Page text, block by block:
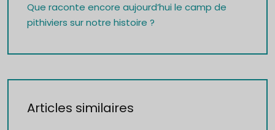
Que raconte encore aujourd’hui le camp de
pithiviers sur notre histoire ?
Articles similaires